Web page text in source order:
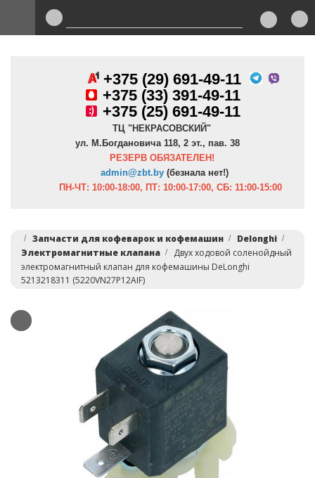
+375 (29) 691-49-11
+375 (33) 391-49-11
+375 (25) 691-49-11
ТЦ "НЕКРАСОВСКИЙ"
ул. М.Богдановича 118, 2 эт., пав. 38
РЕЗЕРВ ОБЯЗАТЕЛЕН!
admin@zbt.by (безнала нет!)
ПН-ЧТ: 10:00-18:00, ПТ: 10:00-17:00, СБ: 11:00-15:00
Запчасти для кофеварок и кофемашин
Delonghi
Электромагнитные клапана
Двух ходовой соленойдный
электромагнитный клапан для кофемашины DeLonghi
5213218311 (5220VN27P12AIF)
Previous